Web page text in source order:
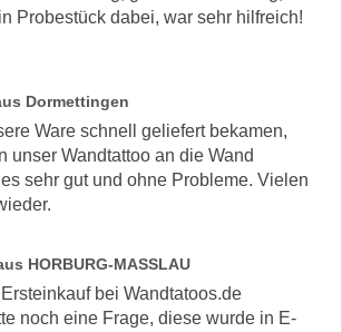
Probestück dabei, war sehr hilfreich!
Dormettingen
Ware schnell geliefert bekamen,
unser Wandtattoo an die Wand
sehr gut und ohne Probleme. Vielen
HORBURG-MASSLAU
bei Wandtatoos.de
noch eine Frage, diese wurde in E-